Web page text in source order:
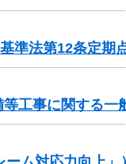
準法第12条定期
工事に関する一